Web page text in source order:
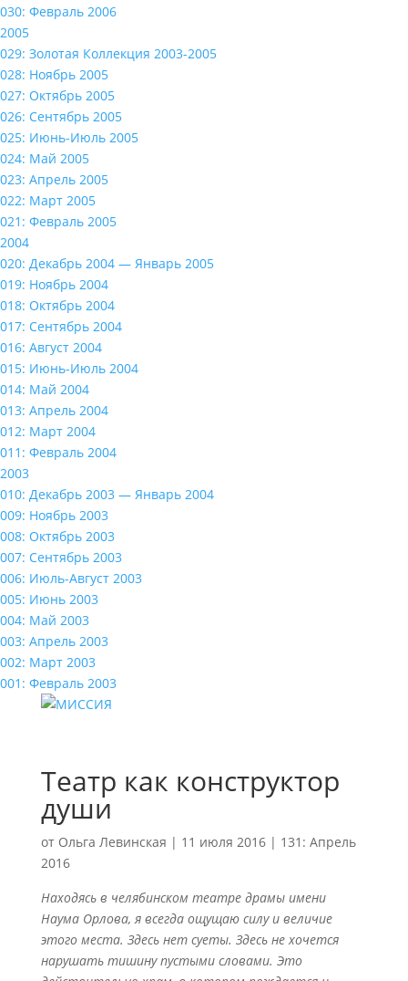
030: Февраль 2006
2005
029: Золотая Коллекция 2003-2005
028: Ноябрь 2005
027: Октябрь 2005
026: Сентябрь 2005
025: Июнь-Июль 2005
024: Май 2005
023: Апрель 2005
022: Март 2005
021: Февраль 2005
2004
020: Декабрь 2004 — Январь 2005
019: Ноябрь 2004
018: Октябрь 2004
017: Сентябрь 2004
016: Август 2004
015: Июнь-Июль 2004
014: Май 2004
013: Апрель 2004
012: Март 2004
011: Февраль 2004
2003
010: Декабрь 2003 — Январь 2004
009: Ноябрь 2003
008: Октябрь 2003
007: Сентябрь 2003
006: Июль-Август 2003
005: Июнь 2003
004: Май 2003
003: Апрель 2003
002: Март 2003
001: Февраль 2003
Театр как конструктор
души
от Ольга Левинская | 11 июля 2016| 131: Апрель
2016
Находясь в челябинском театре драмы имени
Наума Орлова, я всегда ощущаю силу и величие
этого места. Здесь нет суеты. Здесь не хочется
нарушать тишину пустыми словами. Это